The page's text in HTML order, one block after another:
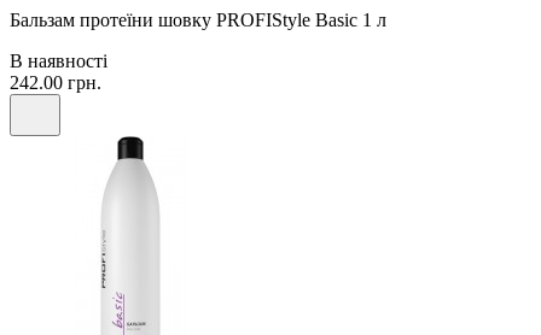
Бальзам протеїни шовку PROFIStyle Basic 1 л
В наявності
242.00 грн.